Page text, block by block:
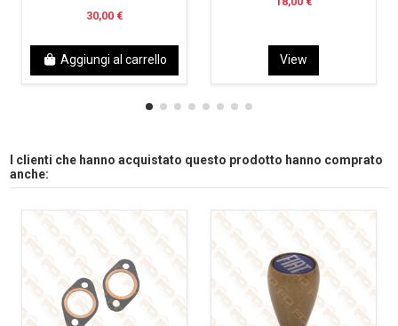
30,00 €
Aggiungi al carrello View
I clienti che hanno acquistato questo prodotto hanno comprato
anche: